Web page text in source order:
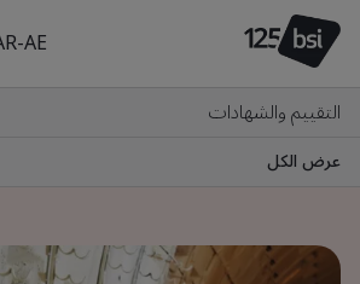
AE
التقييم والشهادات
عرض الكل